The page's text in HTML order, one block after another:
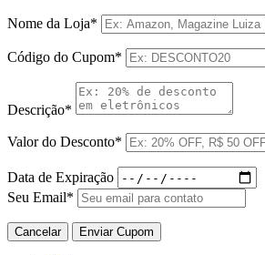
Nome da Loja*
Código do Cupom*
Descrição*
Valor do Desconto*
Data de Expiração
Seu Email*
Cancelar Enviar Cupom